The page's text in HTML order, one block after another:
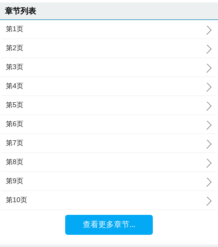
章节列表
第1页
第2页
第3页
第4页
第5页
第6页
第7页
第8页
第9页
第10页
查看更多章节...